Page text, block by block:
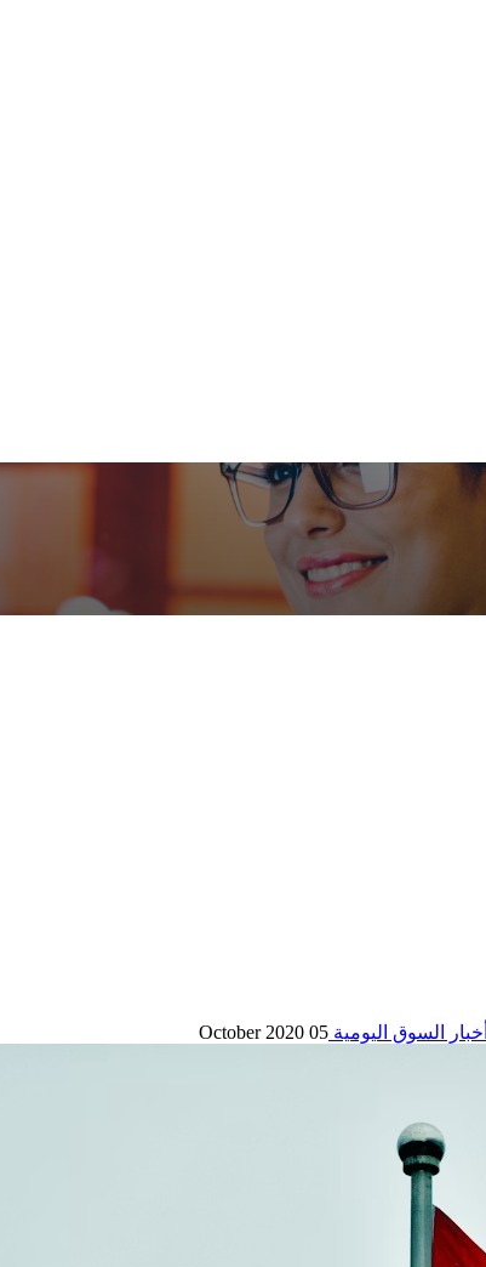
أخبار السوق اليومية 05 October 2020